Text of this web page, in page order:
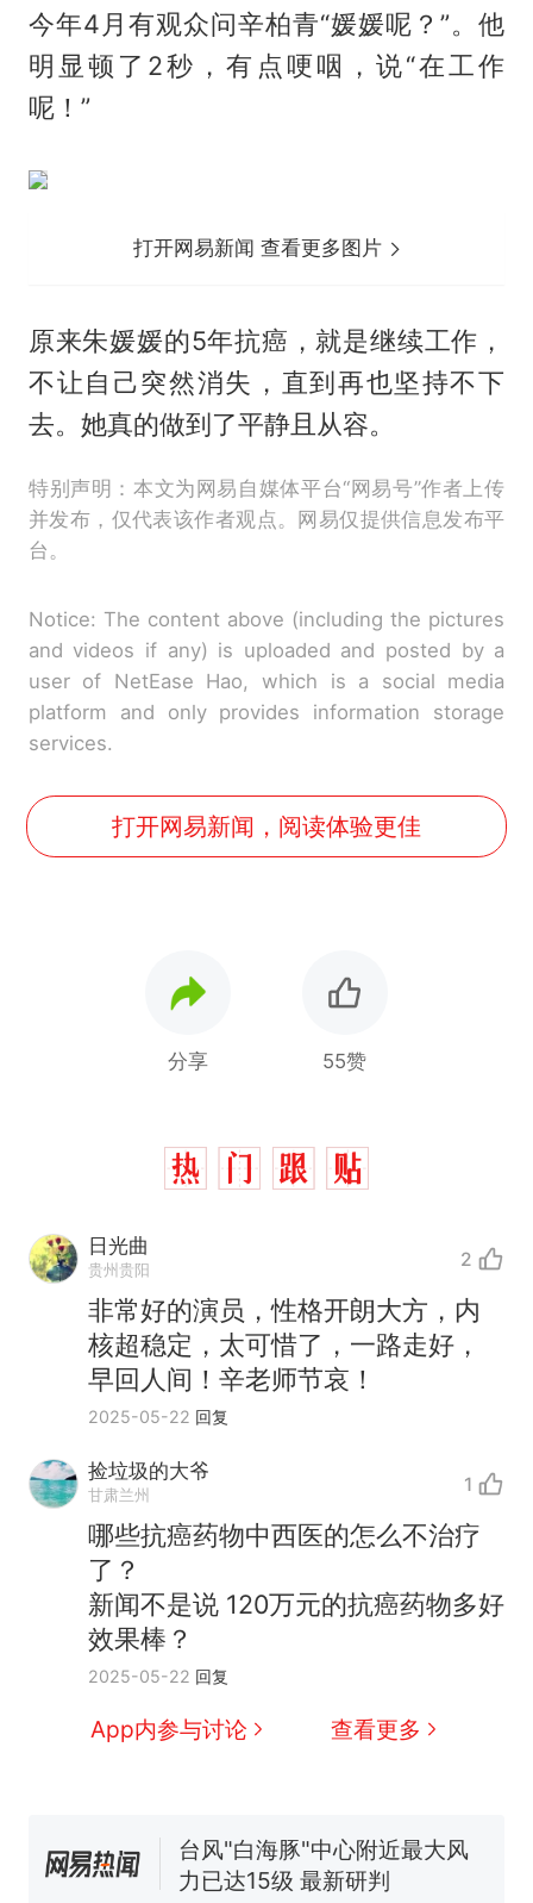
今年4月有观众问辛柏青“媛媛呢？”。他
明显顿了2秒，有点哽咽，说“在工作
呢！”
打开网易新闻 查看更多图片
原来朱媛媛的5年抗癌，就是继续工作，
不让自己突然消失，直到再也坚持不下
去。她真的做到了平静且从容。
特别声明：本文为网易自媒体平台“网易号”作者上传
并发布，仅代表该作者观点。网易仅提供信息发布平
台。
Notice: The content above (including the pictures
and videos if any) is uploaded and posted by a
user of NetEase Hao, which is a social media
platform and only provides information storage
services.
打开网易新闻，阅读体验更佳
分享 55赞
日光曲
贵州贵阳 2
非常好的演员，性格开朗大方，内
核超稳定，太可惜了，一路走好，
早回人间！辛老师节哀！
2025-05-22 回复
捡垃圾的大爷
甘肃兰州 1
哪些抗癌药物中西医的怎么不治疗
了？
新闻不是说 120万元的抗癌药物多好
效果棒？
2025-05-22 回复
App内参与讨论 查看更多
热 那个在床头放菜刀的女孩，
因老师一句“跟我回家”改写了
搬家报价570元，搬到楼下
交5060元才肯搬上楼！女子傻
眼了……
费大厨“全国小炒肉大王”称
佛山一中学招聘物理教师，笔
试前13名均遭淘汰？教育局：